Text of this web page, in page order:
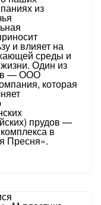
из
и влияет на
среды и
Один из
— ООО
которая
прудов —
в
Пресня».